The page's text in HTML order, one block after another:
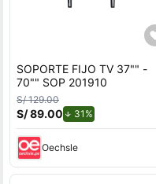
SOPORTE FIJO TV 37"" -
70"" SOP 201910
S/ 129.00
S/ 89.00 31%
Oechsle